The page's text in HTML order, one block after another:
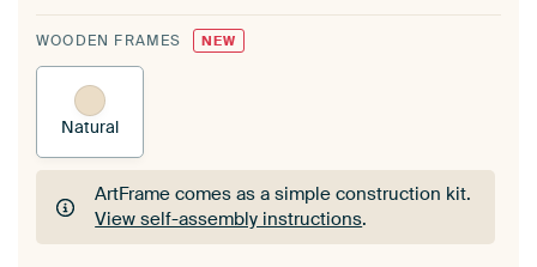
WOODEN FRAMES NEW
Natural
ArtFrame comes as a simple construction kit.
View self-assembly instructions.